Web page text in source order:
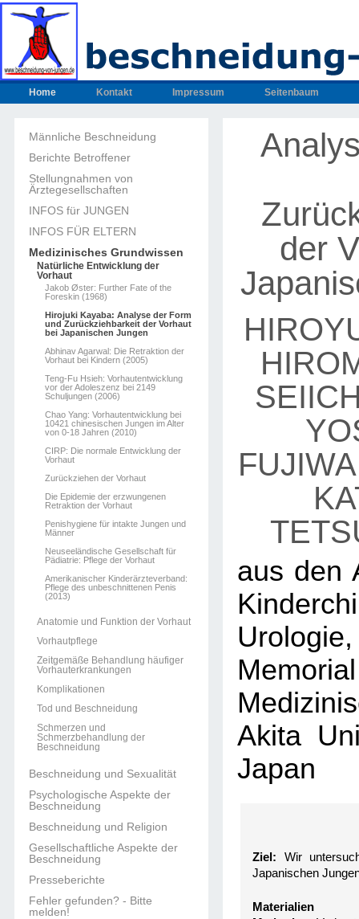
Home Kontakt Impressum Seitenbaum
Männliche Beschneidung
Berichte Betroffener
Stellungnahmen von
Ärztegesellschaften
INFOS für JUNGEN
INFOS FÜR ELTERN
Medizinisches Grundwissen
Natürliche Entwicklung der
Vorhaut
Jakob Øster: Further Fate of the
Foreskin (1968)
Hirojuki Kayaba: Analyse der Form
und Zurückziehbarkeit der Vorhaut
bei Japanischen Jungen
Abhinav Agarwal: Die Retraktion der
Vorhaut bei Kindern (2005)
Teng-Fu Hsieh: Vorhautentwicklung
vor der Adoleszenz bei 2149
Schuljungen (2006)
Chao Yang: Vorhautentwicklung bei
10421 chinesischen Jungen im Alter
von 0-18 Jahren (2010)
CIRP: Die normale Entwicklung der
Vorhaut
Zurückziehen der Vorhaut
Die Epidemie der erzwungenen
Retraktion der Vorhaut
Penishygiene für intakte Jungen und
Männer
Neuseeländische Gesellschaft für
Pädiatrie: Pflege der Vorhaut
Amerikanischer Kinderärzteverband:
Pflege des unbeschnittenen Penis
(2013)
Anatomie und Funktion der Vorhaut
Vorhautpflege
Zeitgemäße Behandlung häufiger
Vorhauterkrankungen
Komplikationen
Tod und Beschneidung
Schmerzen und
Schmerzbehandlung der
Beschneidung
Beschneidung und Sexualität
Psychologische Aspekte der
Beschneidung
Beschneidung und Religion
Gesellschaftliche Aspekte der
Beschneidung
Presseberichte
Fehler gefunden? - Bitte
melden!
der
aus den
Akita
Japan
Ziel: Wir
Japanischen